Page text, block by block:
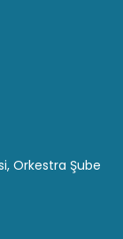
Orkestra Şube